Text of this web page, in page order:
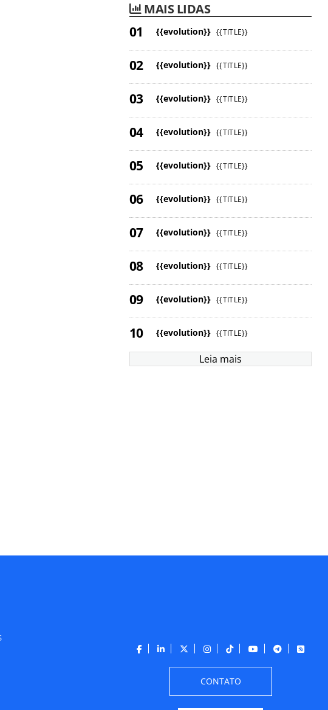
MAIS LIDAS
{{evolution}} {{TITLE}}
{{evolution}} {{TITLE}}
{{evolution}} {{TITLE}}
{{evolution}} {{TITLE}}
{{evolution}} {{TITLE}}
{{evolution}} {{TITLE}}
{{evolution}} {{TITLE}}
{{evolution}} {{TITLE}}
{{evolution}} {{TITLE}}
{{evolution}} {{TITLE}}
Leia mais
CONTATO